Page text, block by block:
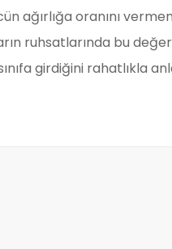
ağırlığa oranını
ruhsatlarında bu
girdiğini rahatlıkla